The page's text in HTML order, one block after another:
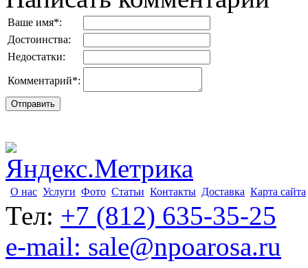
Ваше имя*:
Достоинства:
Недостатки:
Комментарий*:
О нас Услуги Фото Статьи Контакты Доставка Карта сайта
Тел: +7 (812) 635-35-25
e-mail: sale@npoarosa.ru